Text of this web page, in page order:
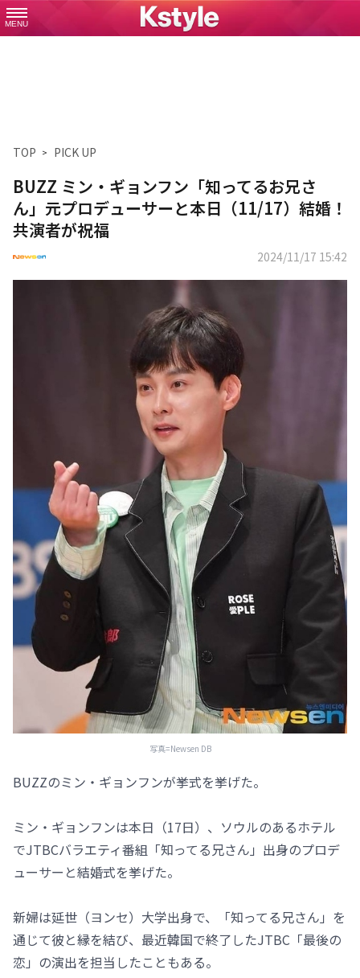
MENU
TOP PICK UP
BUZZ ミン・ギョンフン「知ってるお兄さ
ん」元プロデューサーと本日（11/17）結婚！
共演者が祝福
2024/11/17 15:42
写真=Newsen DB
BUZZのミン・ギョンフンが挙式を挙げた。
ミン・ギョンフンは本日（17日）、ソウルのあるホテル
でJTBCバラエティ番組「知ってる兄さん」出身のプロデ
ューサーと結婚式を挙げた。
新婦は延世（ヨンセ）大学出身で、「知ってる兄さん」を
通じて彼と縁を結び、最近韓国で終了したJTBC「最後の
恋」の演出を担当したこともある。